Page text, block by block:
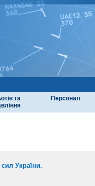
та
Персонал
України.